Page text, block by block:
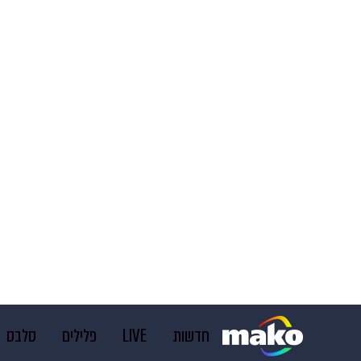
חדשות LIVE פלילים סלבס